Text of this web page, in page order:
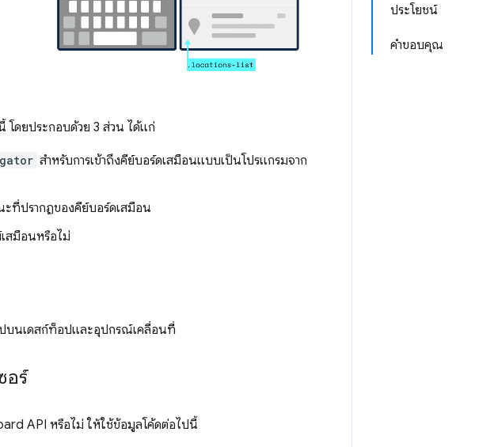
ประโยชน์
คำขอบคุณ
ดยประกอบด้วย 3 ส่วน ได้แก่
สำหรับการเข้าถึงคีย์บอร์ดเสมือนแบบเป็นโปรแกรมจาก
ที่ปรากฏของคีย์บอร์ดเสมือน
สมือนหรือไม่
บนเดสก์ท็อปและอุปกรณ์เคลื่อนที่
อร์
API หรือไม่ ให้ใช้ข้อมูลโค้ดต่อไปนี้